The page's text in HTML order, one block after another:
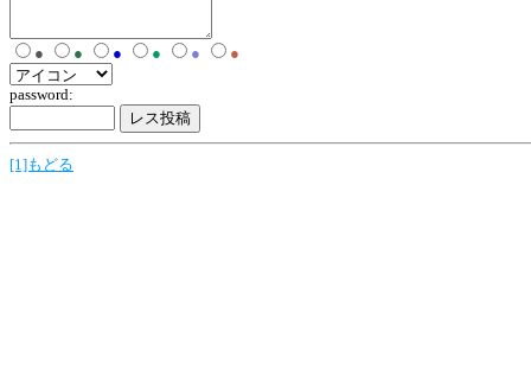
● ● ● ● ● ●
password:
[1]もどる